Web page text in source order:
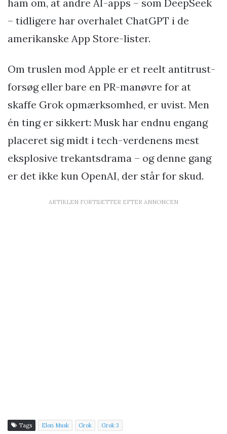
ham om, at andre AI-apps – som DeepSeek
– tidligere har overhalet ChatGPT i de
amerikanske App Store-lister.
Om truslen mod Apple er et reelt antitrust-
forsøg eller bare en PR-manøvre for at
skaffe Grok opmærksomhed, er uvist. Men
én ting er sikkert: Musk har endnu engang
placeret sig midt i tech-verdenens mest
eksplosive trekantsdrama – og denne gang
er det ikke kun OpenAI, der står for skud.
ARTIKLEN FORTSÆTTER EFTER ANNONCEN
Tags Elon Musk Grok Grok 3